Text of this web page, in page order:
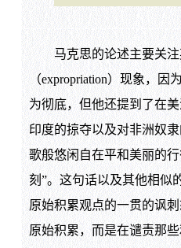
马克思的论述主要关注
（expropriation）现象，
为彻底，但他还提到了在
印度的掠夺以及对非洲奴
歌般悠闲自在平和美丽的
刻”。这句话以及其他相似
原始积累观点的一贯的讽
原始积累，而是在谴责那